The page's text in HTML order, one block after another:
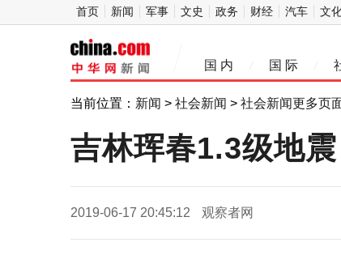
首页 新闻 军事 文史 政务 财经 汽车 文
中
华网
国 内 国 际
当前位置： 新闻 > 社会新闻 > 社会新闻更多页
吉林珲春1.3级地震
2019-06-17 20:45:12 观察者网